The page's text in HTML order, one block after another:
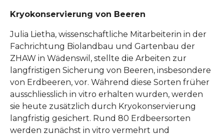
Kryokonservierung von Beeren
Julia Lietha, wissenschaftliche Mitarbeiterin in der
Fachrichtung Biolandbau und Gartenbau der
ZHAW in Wädenswil, stellte die Arbeiten zur
langfristigen Sicherung von Beeren, insbesondere
von Erdbeeren, vor. Während diese Sorten früher
ausschliesslich in vitro erhalten wurden, werden
sie heute zusätzlich durch Kryokonservierung
langfristig gesichert. Rund 80 Erdbeersorten
werden zunächst in vitro vermehrt und